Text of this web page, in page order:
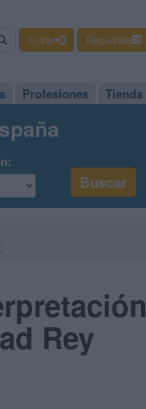
Entrar Regístrate
Profesiones Tienda
Rey